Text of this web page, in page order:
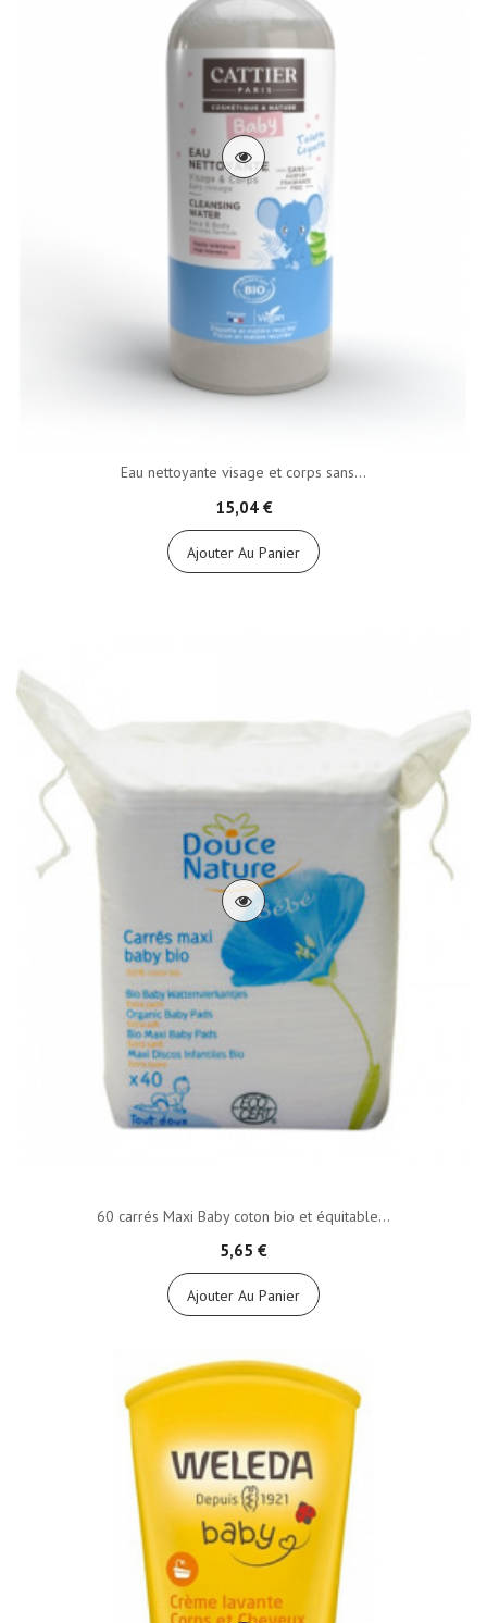
Eau nettoyante visage et corps sans...
15,04 €
Ajouter Au Panier
60 carrés Maxi Baby coton bio et équitable...
5,65 €
Ajouter Au Panier